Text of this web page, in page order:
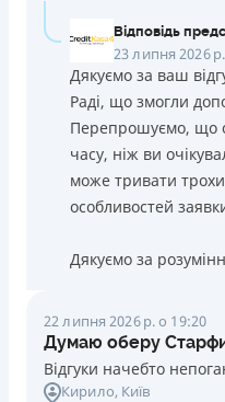
Відповідь
23 липня 2026
Дякуємо за ваш
Раді, що змогли
Перепрошуємо, що
часу, ніж ви
може тривати
особливостей
Дякуємо за
22 липня 2026 р. о 19:20
Думаю оберу
Відгуки начебто
Кирило, Київ